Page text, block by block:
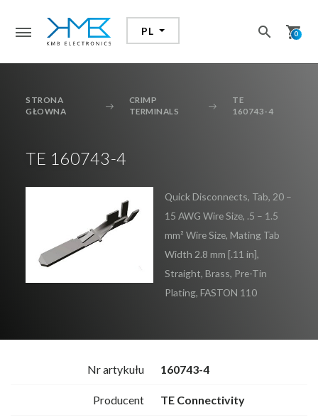
PL search shopping_cart
0
search
STRONA
GŁOWNA
CRIMP
TERMINALS
TE
160743-4
TE 160743-4
Quick Disconnects, Tab, 20 –
15 AWG Wire Size, .5 – 1.5
mm² Wire Size, Mating Tab
Width 2.8 mm [.11 in],
Straight, Brass, Pre-Tin
Plating, FASTON 110
Nr artykułu 160743-4
Producent TE Connectivity
Dodałeś przedmiot do koszyka
Przejdź do koszyka aby zrealizować zakupy
KONTYNUUJ ZAKUPY
PRZEJDŹ DO KOSZYKA